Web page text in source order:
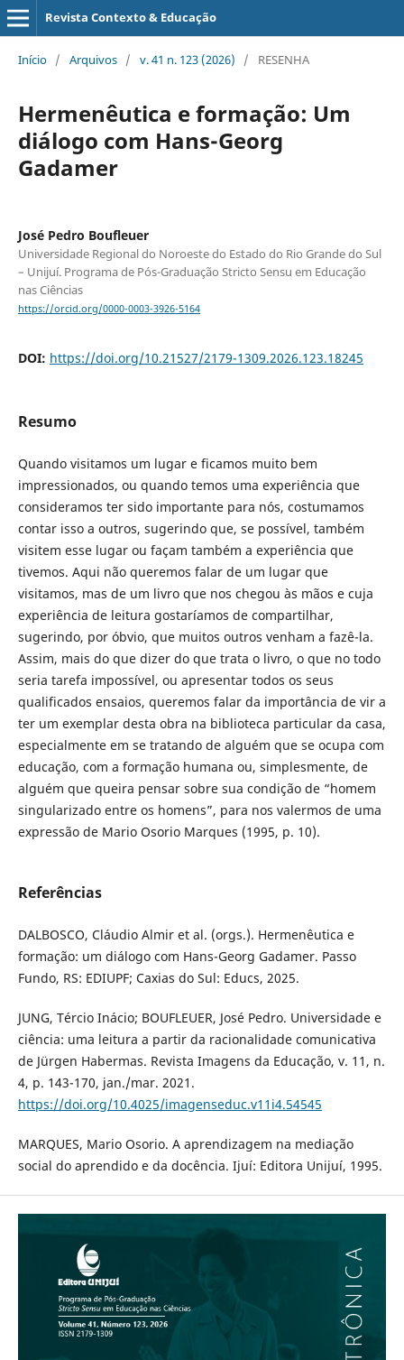
Revista Contexto & Educação
Início / Arquivos / v. 41 n. 123 (2026) / RESENHA
Hermenêutica e formação: Um
diálogo com Hans-Georg
Gadamer
José Pedro Boufleuer
Universidade Regional do Noroeste do Estado do Rio Grande do Sul
– Unijuí. Programa de Pós-Graduação Stricto Sensu em Educação
nas Ciências
https://orcid.org/0000-0003-3926-5164
DOI: https://doi.org/10.21527/2179-1309.2026.123.18245
Resumo
Quando visitamos um lugar e ficamos muito bem
impressionados, ou quando temos uma experiência que
consideramos ter sido importante para nós, costumamos
contar isso a outros, sugerindo que, se possível, também
visitem esse lugar ou façam também a experiência que
tivemos. Aqui não queremos falar de um lugar que
visitamos, mas de um livro que nos chegou às mãos e cuja
experiência de leitura gostaríamos de compartilhar,
sugerindo, por óbvio, que muitos outros venham a fazê-la.
Assim, mais do que dizer do que trata o livro, o que no todo
seria tarefa impossível, ou apresentar todos os seus
qualificados ensaios, queremos falar da importância de vir a
ter um exemplar desta obra na biblioteca particular da casa,
especialmente em se tratando de alguém que se ocupa com
educação, com a formação humana ou, simplesmente, de
alguém que queira pensar sobre sua condição de “homem
singularizado entre os homens”, para nos valermos de uma
expressão de Mario Osorio Marques (1995, p. 10).
Referências
DALBOSCO, Cláudio Almir et al. (orgs.). Hermenêutica e
formação: um diálogo com Hans-Georg Gadamer. Passo
Fundo, RS: EDIUPF; Caxias do Sul: Educs, 2025.
JUNG, Tércio Inácio; BOUFLEUER, José Pedro. Universidade e
ciência: uma leitura a partir da racionalidade comunicativa
de Jürgen Habermas. Revista Imagens da Educação, v. 11, n.
4, p. 143-170, jan./mar. 2021.
https://doi.org/10.4025/imagenseduc.v11i4.54545
MARQUES, Mario Osorio. A aprendizagem na mediação
social do aprendido e da docência. Ijuí: Editora Unijuí, 1995.